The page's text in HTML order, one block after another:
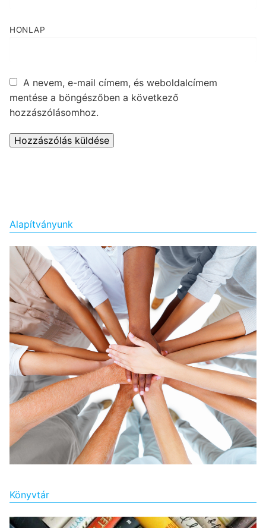
HONLAP
A nevem, e-mail címem, és weboldalcímem
mentése a böngészőben a következő
hozzászólásomhoz.
Alapítványunk
Könyvtár